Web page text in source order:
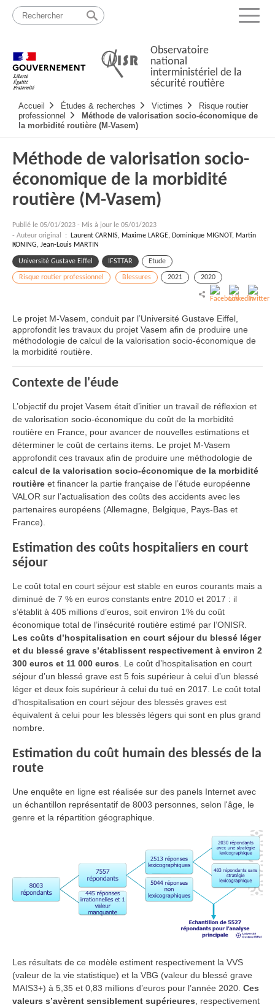
Passer
contenu
Menu
Observatoire
national
interministériel de la
sécurité routière
principale
Accueil Études & recherches Victimes
Risque routier
professionnel
Méthode de valorisation socio-économique de
la morbidité routière (M-Vasem)
Méthode de valorisation socio-
économique de la morbidité
routière (M-Vasem)
Publié le 05/01/2023 - Mis à jour le 05/01/2023
- Auteur original : Laurent CARNIS, Maxime LARGE, Dominique MIGNOT, Martin
KONING, Jean-Louis MARTIN
Université Gustave Eiffel IFSTTAR Etude
Risque routier professionnel Blessures 2021 2020
Le projet M-Vasem, conduit par l’Université Gustave Eiffel,
approfondit les travaux du projet Vasem afin de produire une
méthodologie de calcul de la valorisation socio-économique de
la morbidité routière.
Contexte de l'éude
L’objectif du projet Vasem était d’initier un travail de réflexion et
de valorisation socio-économique du coût de la morbidité
routière en France, pour avancer de nouvelles estimations et
déterminer le coût de certains items. Le projet M-Vasem
approfondit ces travaux afin de produire une méthodologie de
calcul de la valorisation socio-économique de la morbidité
routière et financer la partie française de l’étude européenne
VALOR sur l’actualisation des coûts des accidents avec les
partenaires européens (Allemagne, Belgique, Pays-Bas et
France).
Estimation des coûts hospitaliers en court
séjour
Le coût total en court séjour est stable en euros courants mais a
diminué de 7 % en euros constants entre 2010 et 2017 : il
s’établit à 405 millions d’euros, soit environ 1% du coût
économique total de l’insécurité routière estimé par l’ONISR.
Les coûts d’hospitalisation en court séjour du blessé léger
et du blessé grave s’établissent respectivement à environ 2
300 euros et 11 000 euros . Le coût d’hospitalisation en court
séjour d’un blessé grave est 5 fois supérieur à celui d’un blessé
léger et deux fois supérieur à celui du tué en 2017. Le coût total
d’hospitalisation en court séjour des blessés graves est
équivalent à celui pour les blessés légers qui sont en plus grand
nombre.
Estimation du coût humain des blessés de la
route
Une enquête en ligne est réalisée sur des panels Internet avec
un échantillon représentatif de 8003 personnes, selon l'âge, le
genre et la répartition géographique.
Les résultats de ce modèle estiment respectivement la VVS
(valeur de la vie statistique) et la VBG (valeur du blessé grave
MAIS3+) à 5,35 et 0,83 millions d’euros pour l’année 2020. Ces
valeurs s’avèrent sensiblement supérieures , respectivement